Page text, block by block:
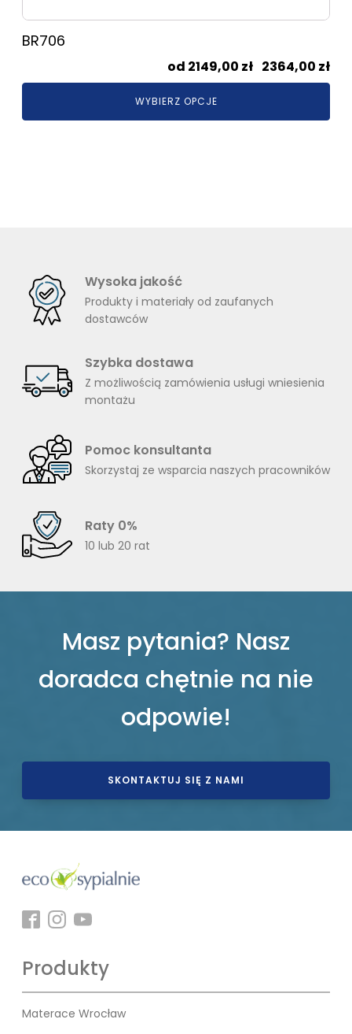
BR706
2149,00 zł 2364,00 zł
WYBIERZ OPCJE
Wysoka jakość
Produkty i materiały od zaufanych
dostawców
Szybka dostawa
Z możliwością zamówienia usługi wniesienia
montażu
Pomoc konsultanta
Skorzystaj ze wsparcia naszych pracowników
Raty 0%
10 lub 20 rat
Masz pytania? Nasz
doradca chętnie na nie
odpowie!
SKONTAKTUJ SIĘ Z NAMI
Produkty
Materace Wrocław